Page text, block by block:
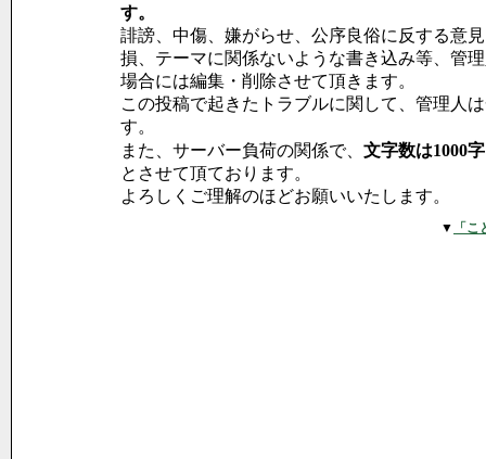
す。
誹謗、中傷、嫌がらせ、公序良俗に反する意
損、テーマに関係ないような書き込み等、管
場合には編集・削除させて頂きます。
この投稿で起きたトラブルに関して、管理人
す。
また、サーバー負荷の関係で、 文字数は1000
とさせて頂ております。
よろしくご理解のほどお願いいたします。
▼ 「